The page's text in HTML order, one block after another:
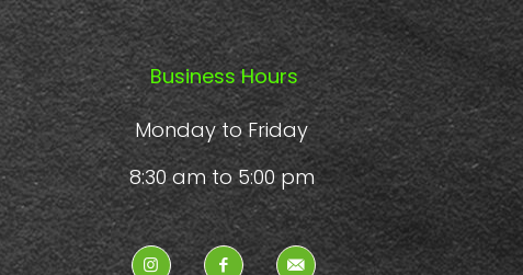
Business Hours
Monday to Friday
8:30 am to 5:00 pm